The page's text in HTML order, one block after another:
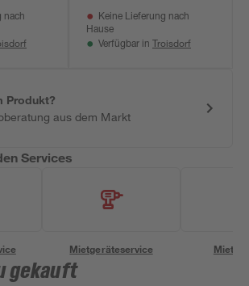
nach
Keine Lieferung nach
Hause
Verfügbar in Troisdorf
Produkt?
aus dem Markt
Services
Mietgeräteservice
gekauft